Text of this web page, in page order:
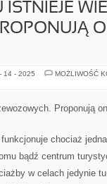
14 - 2025
MOŻLIWOŚĆ
Proponują
chociaż
bądź centrum
w celach jedynie